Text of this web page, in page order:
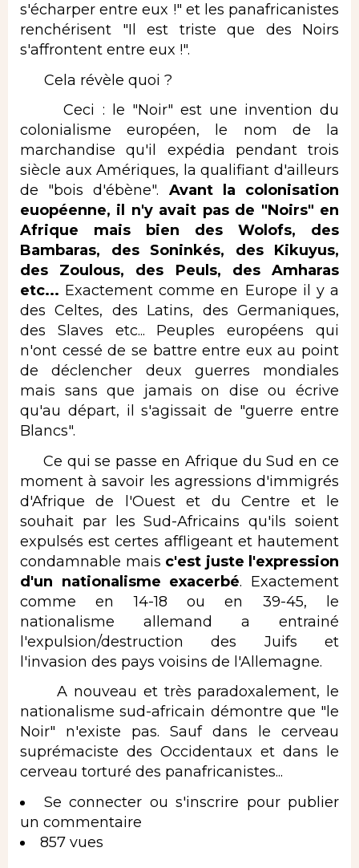
s'écharper entre eux !" et les panafricanistes
renchérisent "Il est triste que des Noirs
s'affrontent entre eux !".
Cela révèle quoi ?
Ceci : le "Noir" est une invention du
colonialisme européen, le nom de la
marchandise qu'il expédia pendant trois
siècle aux Amériques, la qualifiant d'ailleurs
de "bois d'ébène". Avant la colonisation
euopéenne, il n'y avait pas de "Noirs" en
Afrique mais bien des Wolofs, des
Bambaras, des Soninkés, des Kikuyus,
des Zoulous, des Peuls, des Amharas
etc... Exactement comme en Europe il y a
des Celtes, des Latins, des Germaniques,
des Slaves etc... Peuples européens qui
n'ont cessé de se battre entre eux au point
de déclencher deux guerres mondiales
mais sans que jamais on dise ou écrive
qu'au départ, il s'agissait de "guerre entre
Blancs".
Ce qui se passe en Afrique du Sud en ce
moment à savoir les agressions d'immigrés
d'Afrique de l'Ouest et du Centre et le
souhait par les Sud-Africains qu'ils soient
expulsés est certes affligeant et hautement
condamnable mais c'est juste l'expression
d'un nationalisme exacerbé. Exactement
comme en 14-18 ou en 39-45, le
nationalisme allemand a entrainé
l'expulsion/destruction des Juifs et
l'invasion des pays voisins de l'Allemagne.
A nouveau et très paradoxalement, le
nationalisme sud-africain démontre que "le
Noir" n'existe pas. Sauf dans le cerveau
suprémaciste des Occidentaux et dans le
cerveau torturé des panafricanistes...
Se connecter ou s'inscrire pour publier
un commentaire
857 vues